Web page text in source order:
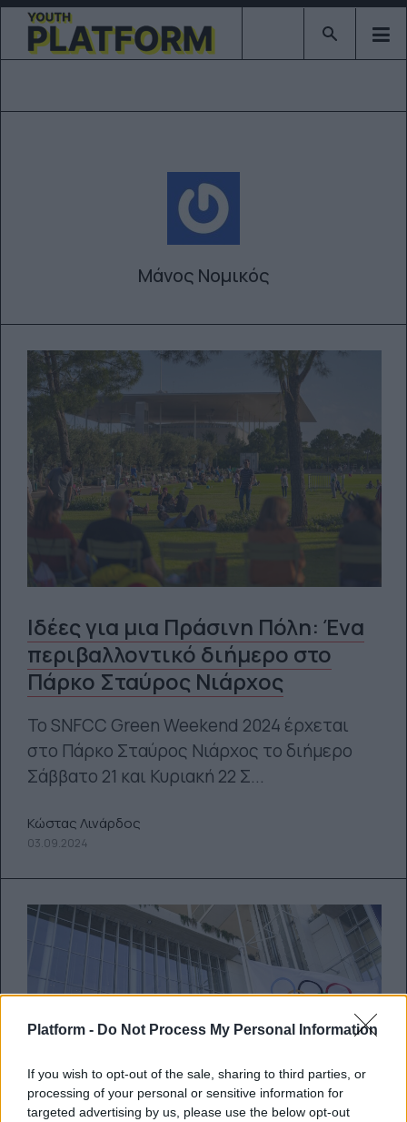
Platform - Do Not Process My Personal Information
If you wish to opt-out of the sale, sharing to third parties, or
processing of your personal or sensitive information for
targeted advertising by us, please use the below opt-out
Type 2 or
Μάνος Νομικός
Ιδέες για μια Πράσινη Πόλη: Ένα
περιβαλλοντικό διήμερο στο
Πάρκο Σταύρος Νιάρχος
Το SNFCC Green Weekend 2024 έρχεται
στο Πάρκο Σταύρος Νιάρχος το διήμερο
Σάββατο 21 και Κυριακή 22 Σ...
Κώστας Λινάρδος
03.09.2024